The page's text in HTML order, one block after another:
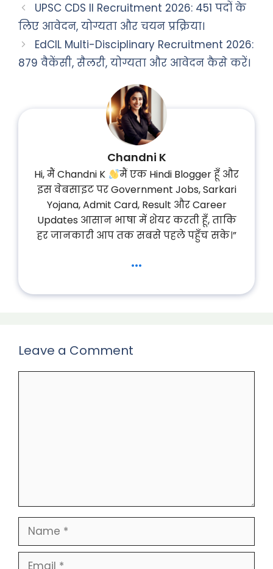
UPSC CDS II Recruitment 2026: 451 पदों के
लिए आवेदन, योग्यता और चयन प्रक्रिया।
EdCIL Multi-Disciplinary Recruitment 2026:
879 वैकेंसी, सैलरी, योग्यता और आवेदन कैसे करें।
Chandni K
Hi, मैं Chandni K
मैं एक Hindi Blogger हूँ और
इस वेबसाइट पर Government Jobs, Sarkari
Yojana, Admit Card, Result और Career
Updates आसान भाषा में शेयर करती हूँ, ताकि
हर जानकारी आप तक सबसे पहले पहुँच सके।”
...
Leave a Comment
Name
Email